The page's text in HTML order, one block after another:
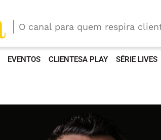
O canal para quem respira
EVENTOS CLIENTESA PLAY SÉRIE LIVES